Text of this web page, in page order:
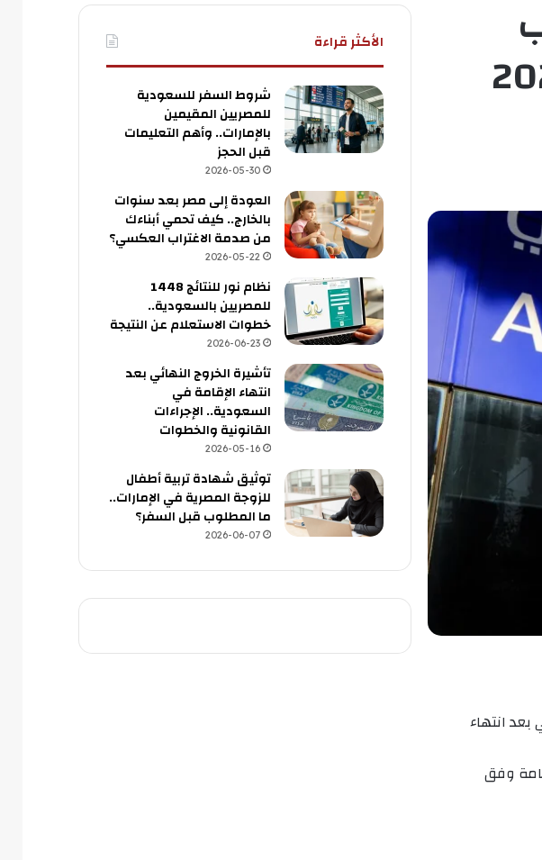
انتهاء
وفق
الأكثر قراءة
شروط السفر للسعودية
للمصريين المقيمين
بالإمارات.. وأهم التعليمات
قبل الحجز
2026-05-30
العودة إلى مصر بعد سنوات
بالخارج.. كيف تحمي أبناءك
من صدمة الاغتراب العكسي؟
2026-05-22
نظام نور للنتائج 1448
للمصريين بالسعودية..
خطوات الاستعلام عن النتيجة
2026-06-23
تأشيرة الخروج النهائي بعد
انتهاء الإقامة في
السعودية.. الإجراءات
القانونية والخطوات
2026-05-16
توثيق شهادة تربية أطفال
للزوجة المصرية في الإمارات..
ما المطلوب قبل السفر؟
2026-06-07